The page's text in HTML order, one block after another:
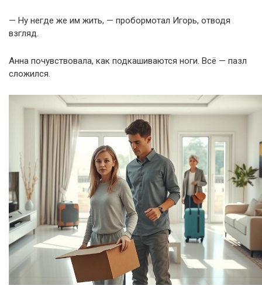
— Ну негде же им жить, — пробормотал Игорь, отводя
взгляд.
Анна почувствовала, как подкашиваются ноги. Всё — пазл
сложился.